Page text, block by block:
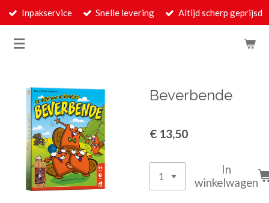
Ga
naar
Inpakservice Snelle levering Altijd scherp geprijsd
Beverbende
€ 13,50
In
winkelwagen